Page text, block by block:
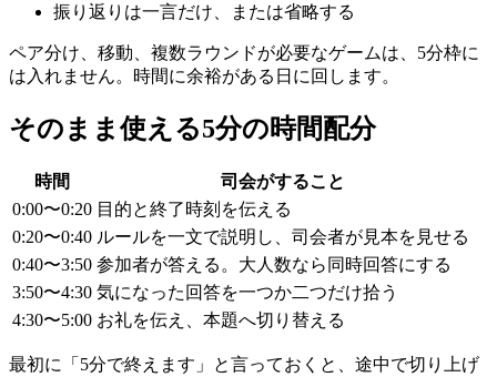
振り返りは一言だけ、または省略する
ペア分け、移動、複数ラウンドが必要なゲームは、5分枠に
は入れません。時間に余裕がある日に回します。
そのまま使える5分の時間配分
時間
司会がすること
0:00〜0:20 目的と終了時刻を伝える
0:20〜0:40 ルールを一文で説明し、司会者が見本を見せる
0:40〜3:50 参加者が答える。大人数なら同時回答にする
3:50〜4:30 気になった回答を一つか二つだけ拾う
4:30〜5:00 お礼を伝え、本題へ切り替える
最初に「5分で終えます」と言っておくと、途中で切り上げ